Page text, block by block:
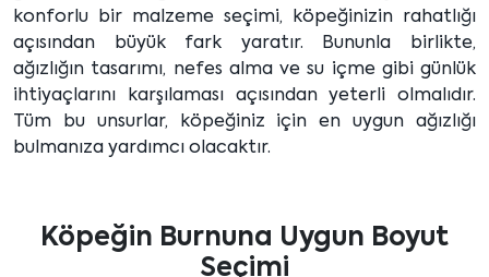
konforlu bir malzeme seçimi, köpeğinizin rahatlığı
açısından büyük fark yaratır. Bununla birlikte,
ağızlığın tasarımı, nefes alma ve su içme gibi günlük
ihtiyaçlarını karşılaması açısından yeterli olmalıdır.
Tüm bu unsurlar, köpeğiniz için en uygun ağızlığı
bulmanıza yardımcı olacaktır.
Köpeğin Burnuna Uygun Boyut
Seçimi